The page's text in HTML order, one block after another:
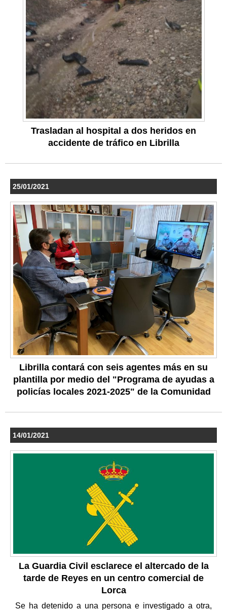
Trasladan al hospital a dos heridos en
accidente de tráfico en Librilla
25/01/2021
Librilla contará con seis agentes más en su
plantilla por medio del "Programa de ayudas a
policías locales 2021-2025" de la Comunidad
14/01/2021
La Guardia Civil esclarece el altercado de la
tarde de Reyes en un centro comercial de
Lorca
Se ha detenido a una persona e investigado a otra,